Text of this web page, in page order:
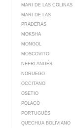
MARI DE LAS COLINAS
MARI DE LAS
PRADERAS
MOKSHA
MONGOL
MOSCOVITO
NEERLANDÉS
NORUEGO
OCCITANO
OSETIO
POLACO
PORTUGUÉS
QUECHUA BOLIVIANO